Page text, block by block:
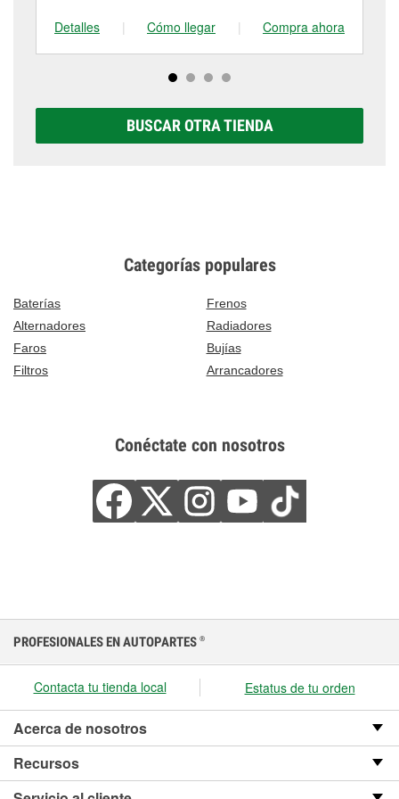
Detalles
| Cómo llegar | Compra ahora
BUSCAR OTRA TIENDA
Categorías populares
Baterías
Frenos
Alternadores
Radiadores
Faros
Bujías
Filtros
Arrancadores
Conéctate con nosotros
PROFESIONALES EN AUTOPARTES ®
Contacta tu tienda local Estatus de tu orden
Acerca de nosotros
Recursos